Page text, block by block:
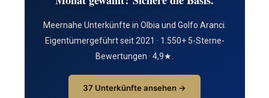
Meernahe Unterkünfte in Olbia und Golfo Aranci.
Eigentümergeführt seit 2021 · 1.550+ 5-Sterne-
Bewertungen · 4,9★.
37 Unterkünfte ansehen →